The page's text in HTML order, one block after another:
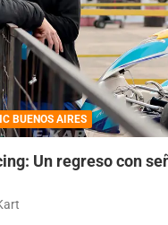
BUENOS AIRES
Un regreso con